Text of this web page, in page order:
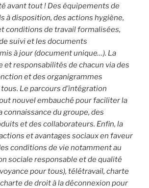
avant tout ! Des équipements de
à disposition, des actions hygiène,
conditions de travail formalisées,
suivi et les documents
à jour (document unique…). La
et responsabilités de chacun via des
et des organigrammes
Le parcours d’intégration
nouvel embauché pour faciliter la
connaissance du groupe, des
et des collaborateurs. Enfin, la
et avantages sociaux en faveur
conditions de vie notamment au
sociale responsable et de qualité
pour tous), télétravail, charte
de droit à la déconnexion pour